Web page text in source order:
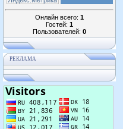
Онлайн всего: 1
Гостей: 1
Пользователей: 0
РЕКЛАМА